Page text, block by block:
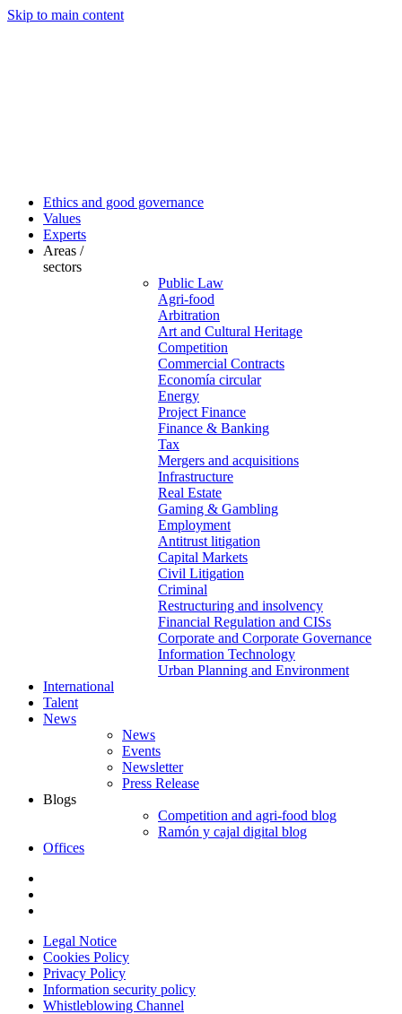
Skip to main content
Ethics and good governance
Values
Experts
Areas /
sectors
Public Law
Agri-food
Arbitration
Art and Cultural Heritage
Competition
Commercial Contracts
Economía circular
Energy
Project Finance
Finance & Banking
Tax
Mergers and acquisitions
Infrastructure
Real Estate
Gaming & Gambling
Employment
Antitrust litigation
Capital Markets
Civil Litigation
Criminal
Restructuring and insolvency
Financial Regulation and CISs
Corporate and Corporate Governance
Information Technology
Urban Planning and Environment
International
Talent
News
News
Events
Newsletter
Press Release
Blogs
Competition and agri-food blog
Ramón y cajal digital blog
Offices
Legal Notice
Cookies Policy
Privacy Policy
Information security policy
Whistleblowing Channel